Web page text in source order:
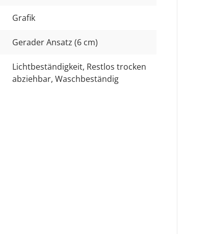
Grafik
Gerader Ansatz (6 cm)
Lichtbeständigkeit, Restlos trocken
abziehbar, Waschbeständig